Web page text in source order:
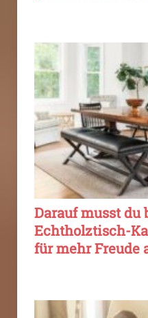
Darauf musst du
Echtholztisch-
für mehr Freude